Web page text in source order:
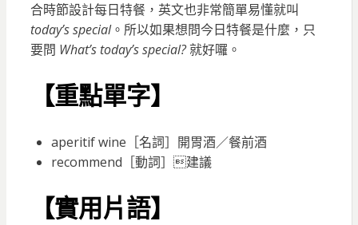
合時節設計每日特餐，英文也非常簡單易懂就叫
today’s special。所以如果想問今日特餐是什麼，只
要問 What’s today’s special?就好囉。
【重點單字】
aperitif wine［名詞］開胃酒／餐前酒
recommend［動詞］建議
【實用片語】